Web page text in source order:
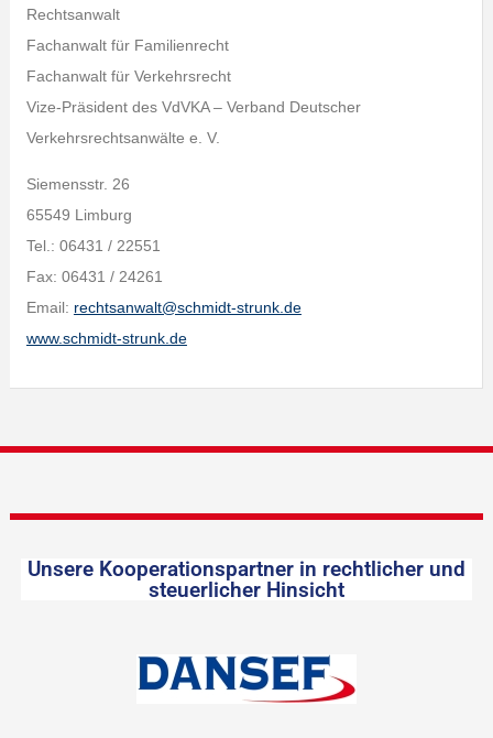
Rechtsanwalt
Fachanwalt für Familienrecht
Fachanwalt für Verkehrsrecht
Vize-Präsident des VdVKA – Verband Deutscher
Verkehrsrechtsanwälte e. V.
Siemensstr. 26
65549 Limburg
Tel.: 06431 / 22551
Fax: 06431 / 24261
Email: rechtsanwalt@schmidt-strunk.de
www.schmidt-strunk.de
Unsere Kooperationspartner in rechtlicher und
steuerlicher Hinsicht